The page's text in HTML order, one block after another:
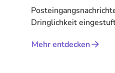
Dringlichkeit
Mehr entdecken